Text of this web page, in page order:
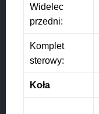
Widelec
przedni:
Komplet
sterowy:
Koła